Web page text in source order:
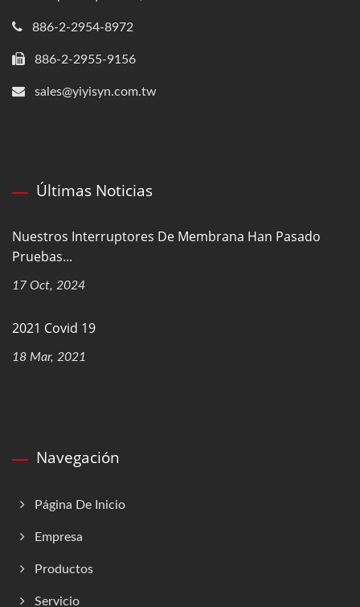
886-2-2954-8972
886-2-2955-9156
sales@yiyisyn.com.tw
Últimas Noticias
Nuestros Interruptores De Membrana Han Pasado
Pruebas...
17 Oct, 2024
2021 Covid 19
18 Mar, 2021
Navegación
Página De Inicio
Empresa
Productos
Servicio